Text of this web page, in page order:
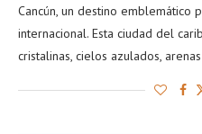
Cancún, un destino emblemático
internacional. Esta ciudad del
cristalinas, cielos azulados,